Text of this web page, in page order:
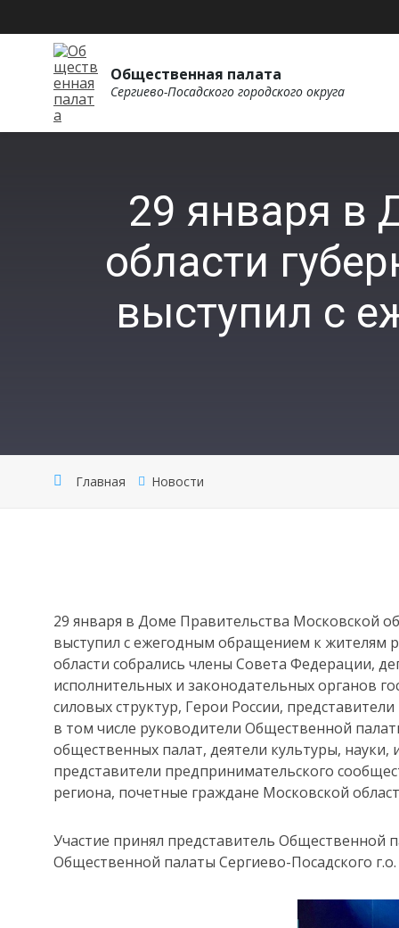
Общественная палата
Сергиево-Посадского городского округа
29 января в
области
выступил с
Главная Новости
29 января в Доме Правительства Московской
выступил с ежегодным обращением к жителям
области собрались члены Совета Федерации,
исполнительных и законодательных органов
силовых структур, Герои России,
в том числе руководители Общественной
общественных палат, деятели культуры, науки,
представители предпринимательского
региона, почетные граждане Московской
Участие принял представитель Общественной
Общественной палаты Сергиево-Посадского г.о.